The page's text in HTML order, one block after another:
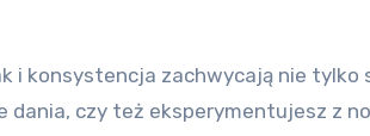
konsystencja zachwycają nie tylko
czy też eksperymentujesz z